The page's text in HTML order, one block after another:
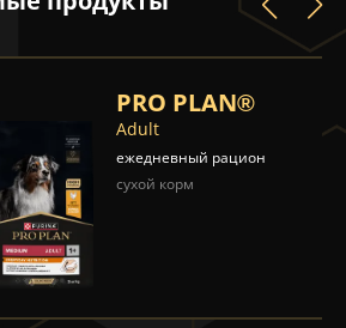
PRO PLAN®
ежедневный рацион
сухой корм